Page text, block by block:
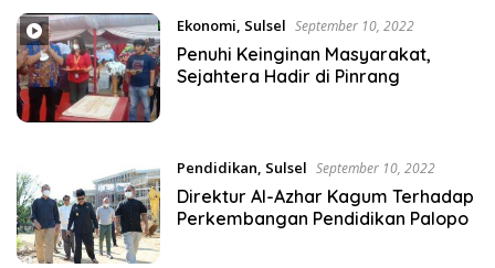
Ekonomi, Sulsel September 10, 2022
Penuhi Keinginan Masyarakat,
Sejahtera Hadir di Pinrang
Pendidikan, Sulsel September 10, 2022
Direktur Al-Azhar Kagum Terhadap
Perkembangan Pendidikan Palopo